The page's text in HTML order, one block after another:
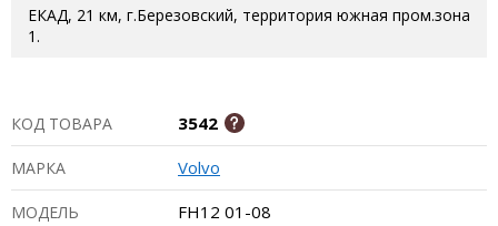
ЕКАД, 21 км, г.Березовский, территория южная пром.зона
1.
КОД ТОВАРА 3542
МАРКА Volvo
МОДЕЛЬ FH12 01-08